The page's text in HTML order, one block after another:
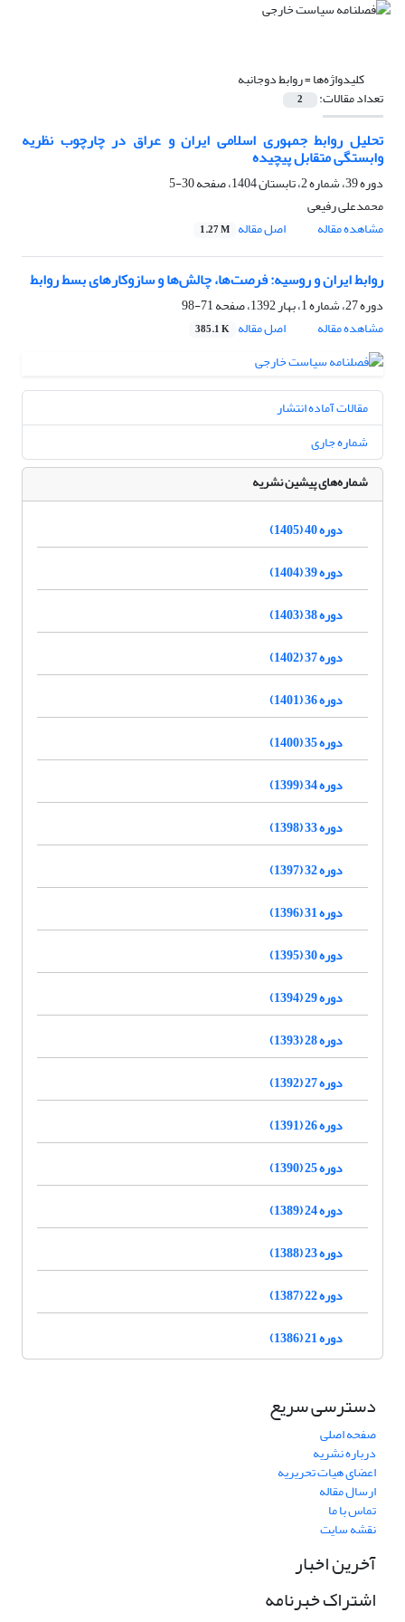
کلیدواژه‌ها =روابط دوجانبه
تعداد مقالات: 2
تحلیل روابط جمهوری اسلامی ایران و عراق در چارچوب نظریه
وابستگی متقابل پیچیده
دوره 39، شماره 2، تابستان 1404، صفحه
30-5
محمدعلی رفیعی
مشاهده مقاله
اصل مقاله 1.27 M
روابط ایران و روسیه: فرصت‌ها، چالش‌ها و ‏سازوکارهای بسط روابط ‏
دوره 27، شماره 1، بهار 1392، صفحه
71-98
مشاهده مقاله
اصل مقاله 385.1 K
مقالات آماده انتشار
شماره جاری
شماره‌های پیشین نشریه
دوره 40 (1405)
دوره 39 (1404)
دوره 38 (1403)
دوره 37 (1402)
دوره 36 (1401)
دوره 35 (1400)
دوره 34 (1399)
دوره 33 (1398)
دوره 32 (1397)
دوره 31 (1396)
دوره 30 (1395)
دوره 29 (1394)
دوره 28 (1393)
دوره 27 (1392)
دوره 26 (1391)
دوره 25 (1390)
دوره 24 (1389)
دوره 23 (1388)
دوره 22 (1387)
دوره 21 (1386)
دسترسی سریع
صفحه اصلی
درباره نشریه
اعضای هیات تحریریه
ارسال مقاله
تماس با ما
نقشه سایت
آخرین اخبار
اشتراک خبرنامه